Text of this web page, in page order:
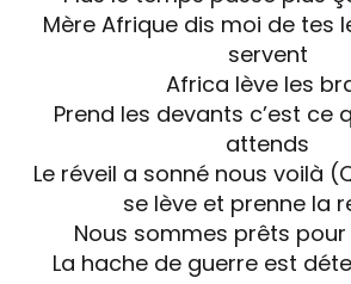
Mère Afrique dis moi de tes
servent
Africa lève les
Prend les devants c’est ce
attends
Le réveil a sonné nous voilà
se lève et prenne la
Nous sommes prêts
La hache de guerre est